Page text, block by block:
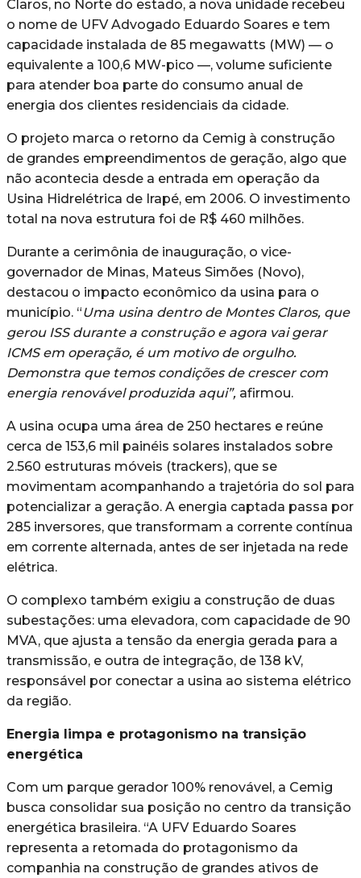
Claros, no Norte do estado, a nova unidade recebeu
o nome de UFV Advogado Eduardo Soares e tem
capacidade instalada de 85 megawatts (MW) — o
equivalente a 100,6 MW-pico —, volume suficiente
para atender boa parte do consumo anual de
energia dos clientes residenciais da cidade.
O projeto marca o retorno da Cemig à construção
de grandes empreendimentos de geração, algo que
não acontecia desde a entrada em operação da
Usina Hidrelétrica de Irapé, em 2006. O investimento
total na nova estrutura foi de R$ 460 milhões.
Durante a cerimônia de inauguração, o vice-
governador de Minas, Mateus Simões (Novo),
destacou o impacto econômico da usina para o
município. “Uma usina dentro de Montes Claros, que
gerou ISS durante a construção e agora vai gerar
ICMS em operação, é um motivo de orgulho.
Demonstra que temos condições de crescer com
energia renovável produzida aqui”, afirmou.
A usina ocupa uma área de 250 hectares e reúne
cerca de 153,6 mil painéis solares instalados sobre
2.560 estruturas móveis (trackers), que se
movimentam acompanhando a trajetória do sol para
potencializar a geração. A energia captada passa por
285 inversores, que transformam a corrente contínua
em corrente alternada, antes de ser injetada na rede
elétrica.
O complexo também exigiu a construção de duas
subestações: uma elevadora, com capacidade de 90
MVA, que ajusta a tensão da energia gerada para a
transmissão, e outra de integração, de 138 kV,
responsável por conectar a usina ao sistema elétrico
da região.
Energia limpa e protagonismo na transição
energética
Com um parque gerador 100% renovável, a Cemig
busca consolidar sua posição no centro da transição
energética brasileira. “A UFV Eduardo Soares
representa a retomada do protagonismo da
companhia na construção de grandes ativos de